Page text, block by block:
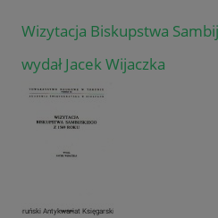
Wizytacja Biskupstwa
wydał Jacek Wijaczka